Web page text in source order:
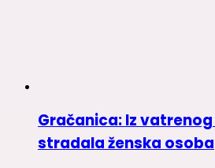
Gračanica: Iz
stradala ženska osoba